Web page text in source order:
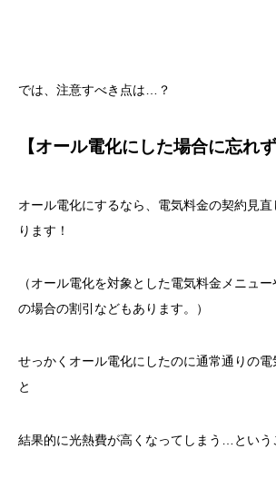
では、注意すべき点は…？
【オール電化にした場合に忘れ
オール電化にするなら、電気料金の契約見
ります！
（オール電化を対象とした電気料金メニュ
の場合の割引などもあります。）
せっかくオール電化にしたのに通常通りの
と
結果的に光熱費が高くなってしまう…という